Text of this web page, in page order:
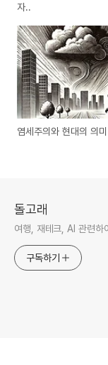
자..
염세주의와 현대의 의
돌고래
여행, 재테크, AI 관련하
구독하기